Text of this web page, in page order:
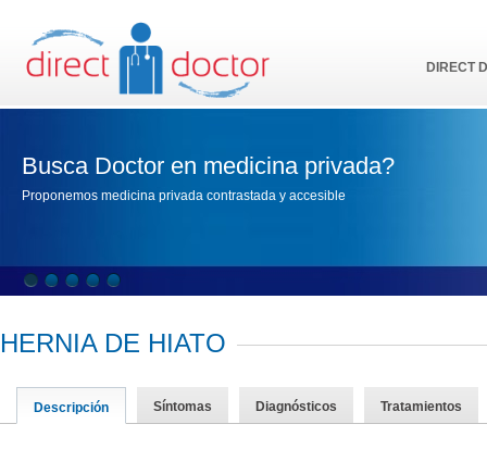
DIRECT
Busca Doctor en medicina privada?
Proponemos medicina privada contrastada y accesible
HERNIA DE HIATO
Descripción Síntomas Diagnósticos Tratamientos